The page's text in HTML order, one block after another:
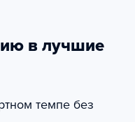
в лучшие
темпе без